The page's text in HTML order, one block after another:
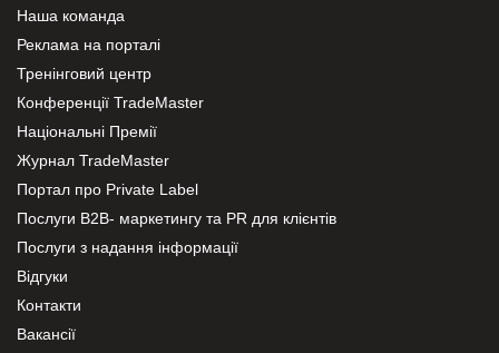
Наша команда
Реклама на порталі
Тренінговий центр
Конференції TradeMaster
Національні Премії
Журнал TradeMaster
Портал про Private Label
Послуги В2В- маркетингу та PR для клієнтів
Послуги з надання інформації
Відгуки
Контакти
Вакансії